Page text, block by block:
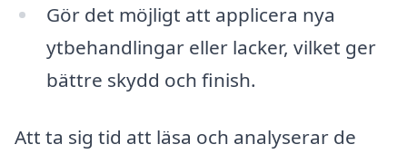
Gör det möjligt att applicera nya
ytbehandlingar eller lacker, vilket ger
bättre skydd och finish.
Att ta sig tid att läsa och analyserar de